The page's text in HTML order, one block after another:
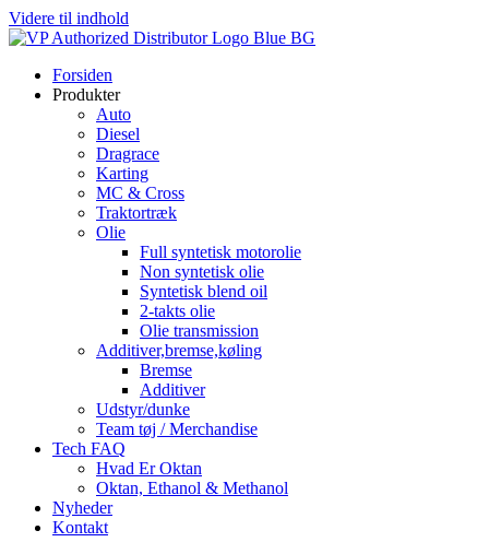
Videre til indhold
Forsiden
Produkter
Auto
Diesel
Dragrace
Karting
MC & Cross
Traktortræk
Olie
Full syntetisk motorolie
Non syntetisk olie
Syntetisk blend oil
2-takts olie
Olie transmission
Additiver,bremse,køling
Bremse
Additiver
Udstyr/dunke
Team tøj / Merchandise
Tech FAQ
Hvad Er Oktan
Oktan, Ethanol & Methanol
Nyheder
Kontakt